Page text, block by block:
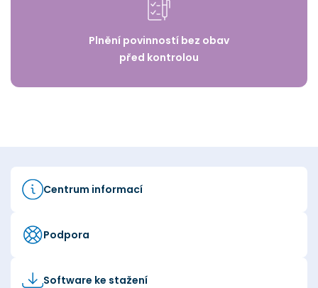
Plnění povinností bez obav
před kontrolou
Centrum informací
Podpora
Software ke stažení